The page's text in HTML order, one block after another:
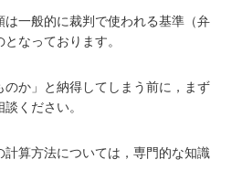
一般的に裁判で使われる基準（弁
なっております。
のか」と納得してしまう前に，まず
ください。
算方法については，専門的な知識